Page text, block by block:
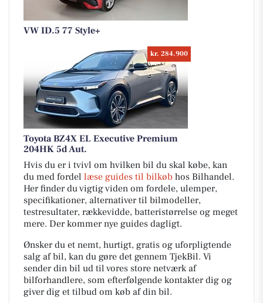
VW ID.5 77 Style+
kr. 284.900
Toyota BZ4X EL Executive Premium
204HK 5d Aut.
Hvis du er i tvivl om hvilken bil du skal købe, kan
du med fordel læse guides til bilkøb hos Bilhandel.
Her finder du vigtig viden om fordele, ulemper,
specifikationer, alternativer til bilmodeller,
testresultater, rækkevidde, batteristørrelse og meget
mere. Der kommer nye guides dagligt.
Ønsker du et nemt, hurtigt, gratis og uforpligtende
salg af bil, kan du gøre det gennem TjekBil. Vi
sender din bil ud til vores store netværk af
bilforhandlere, som efterfølgende kontakter dig og
giver dig et tilbud om køb af din bil.